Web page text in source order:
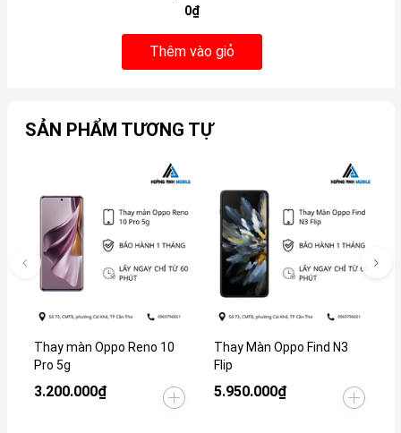
0₫
Thêm vào giỏ
SẢN PHẨM TƯƠNG TỰ
Thay màn Oppo Reno 10
Pro 5g
3.200.000₫
Thay Màn Oppo Find N3
Flip
5.950.000₫